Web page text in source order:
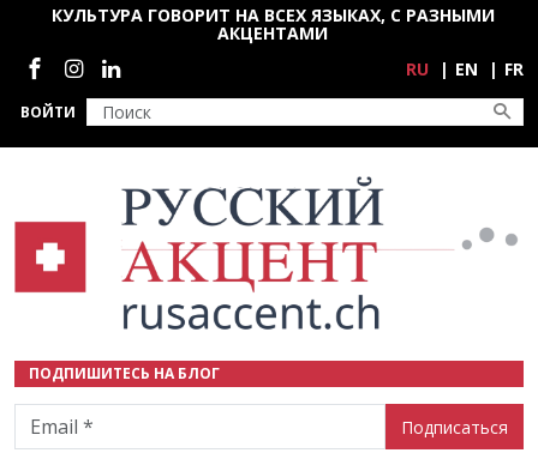
Перейти к основному содержанию
ВОЙТИ
КУЛЬТУРА ГОВОРИТ НА ВСЕХ ЯЗЫКАХ, С РАЗНЫМИ
АКЦЕНТАМИ
Социальные сети
RU EN FR
ПОДПИШИТЕСЬ НА БЛОГ
Email